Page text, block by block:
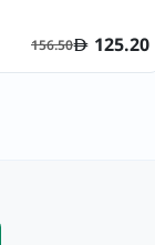
125.20
156.50